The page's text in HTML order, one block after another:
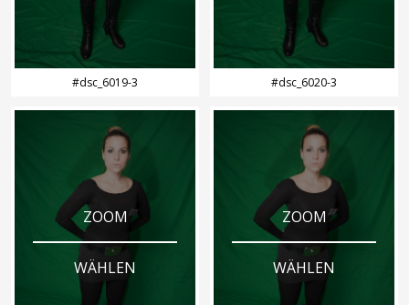
#dsc_6019-3 #dsc_6020-3
ZOOM
WÄHLEN
ZOOM
WÄHLEN